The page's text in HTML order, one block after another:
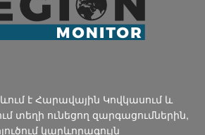
է Հարավային Կովկասում և
տեղի ունեցող զարգացումներին,
կարևորագույն